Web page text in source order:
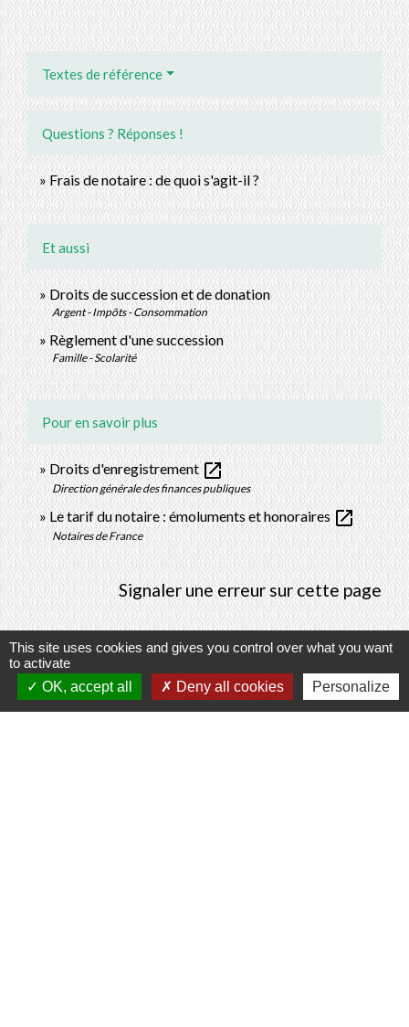
Textes de référence
Questions ? Réponses !
Frais de notaire : de quoi s'agit-il ?
Et aussi
Droits de succession et de donation
Argent - Impôts - Consommation
Règlement d'une succession
Famille - Scolarité
Pour en savoir plus
Droits d'enregistrementopen_in_new
Direction générale des finances publiques
Le tarif du notaire : émoluments et honorairesopen_in_new
Notaires de France
Signaler une erreur sur cette page
Contacts
This site uses cookies and gives you control over what you want
to activate
OK, accept all
Deny all cookies Personalize